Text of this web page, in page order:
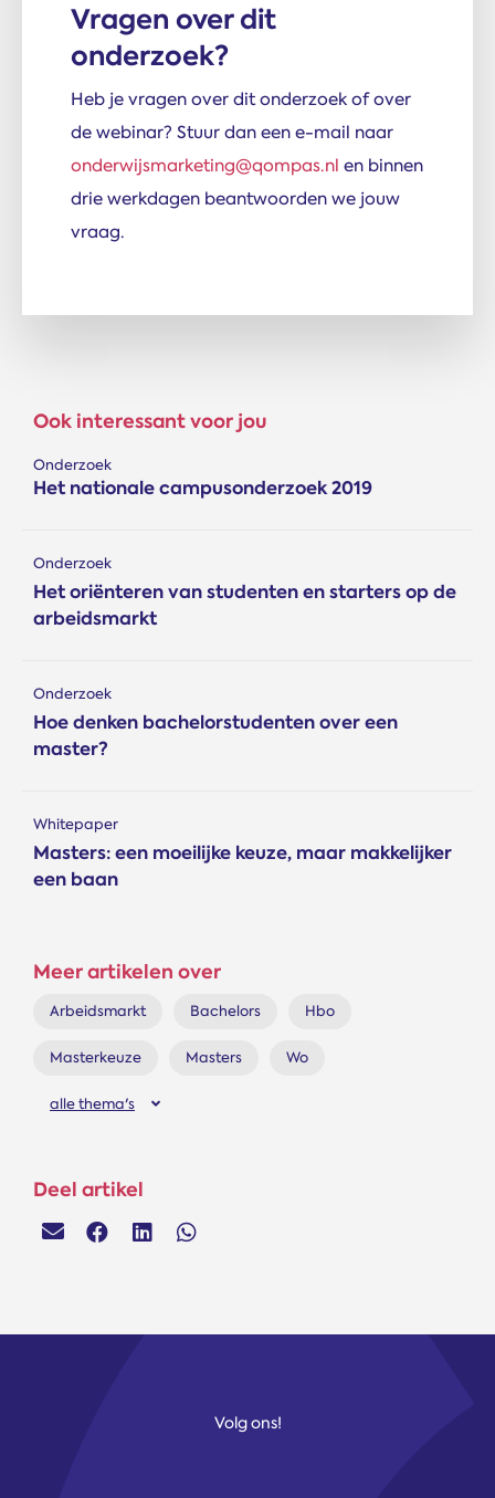
Vragen over dit
onderzoek?
Heb je vragen over dit onderzoek of over
de webinar? Stuur dan een e-mail naar
onderwijsmarketing@qompas.nl en binnen
drie werkdagen beantwoorden we jouw
vraag.
Ook interessant voor jou
Onderzoek
Het nationale campus­onderzoek 2019
Onderzoek
Het oriënteren van studenten en starters op de
arbeidsmarkt
Onderzoek
Hoe denken bachelorstudenten over een
master?
Whitepaper
Masters: een moeilijke keuze, maar makkelijker
een baan
Meer artikelen over
Arbeidsmarkt Bachelors Hbo
Masterkeuze Masters Wo
alle thema's
Deel artikel
Volg ons!